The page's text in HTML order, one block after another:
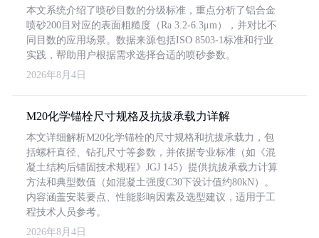
本文系统介绍了喷砂目数的分级标准，重点分析了铝合金
喷砂200目对应的表面粗糙度（Ra 3.2-6.3μm），并对比不
同目数的应用场景。数据来源包括ISO 8503-1标准和行业
实践，帮助用户根据需求选择合适的喷砂参数。
2026年8月4日
M20化学锚栓尺寸规格及抗拔承载力详解
本文详细解析M20化学锚栓的尺寸规格和抗拔承载力，包
括螺杆直径、钻孔尺寸等参数，并依据专业标准（如《混
凝土结构后锚固技术规程》JGJ 145）提供抗拔承载力计算
方法和典型数值（如混凝土强度C30下设计值约80kN）。
内容涵盖安装要点、性能影响因素及选型建议，适用于工
程技术人员参考。
2026年8月4日